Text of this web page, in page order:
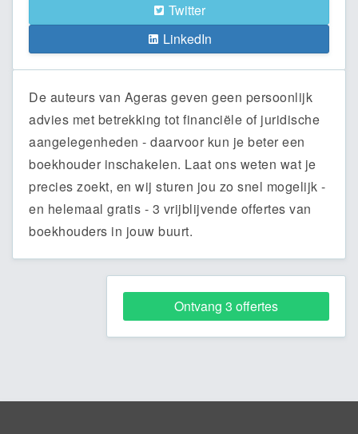
Twitter
LinkedIn
De auteurs van Ageras geven geen persoonlijk
advies met betrekking tot financiële of juridische
aangelegenheden - daarvoor kun je beter een
boekhouder inschakelen. Laat ons weten wat je
precies zoekt, en wij sturen jou zo snel mogelijk -
en helemaal gratis - 3 vrijblijvende offertes van
boekhouders in jouw buurt.
Ontvang 3 offertes